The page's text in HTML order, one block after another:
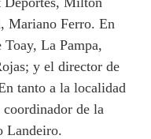
Mariano Ferro. En
La Pampa,
y el director de
tanto a la localidad
de la
Landeiro.